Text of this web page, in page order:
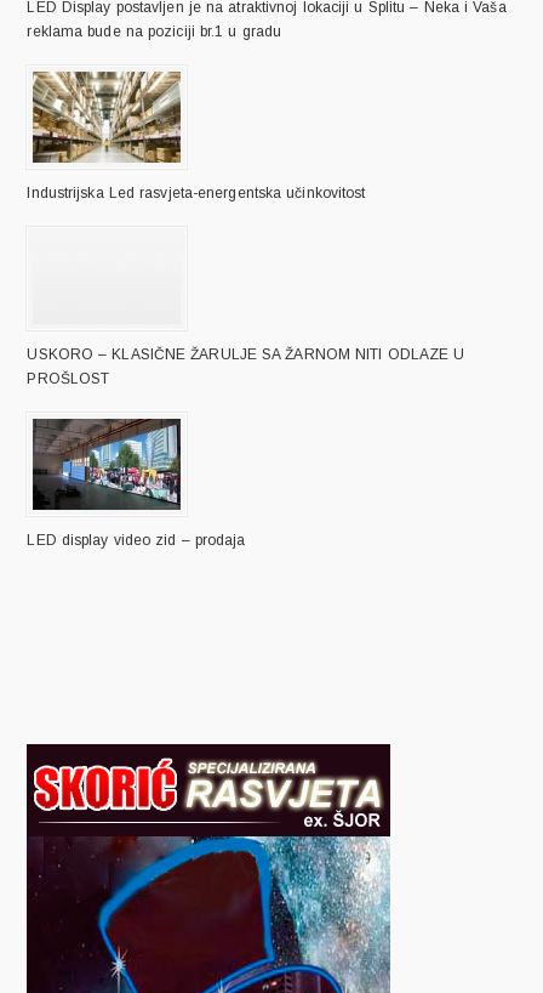
LED Display postavljen je na atraktivnoj lokaciji u Splitu – Neka i Vaša
reklama bude na poziciji br.1 u gradu
Industrijska Led rasvjeta-energentska učinkovitost
USKORO – KLASIČNE ŽARULJE SA ŽARNOM NITI ODLAZE U
PROŠLOST
LED display video zid – prodaja